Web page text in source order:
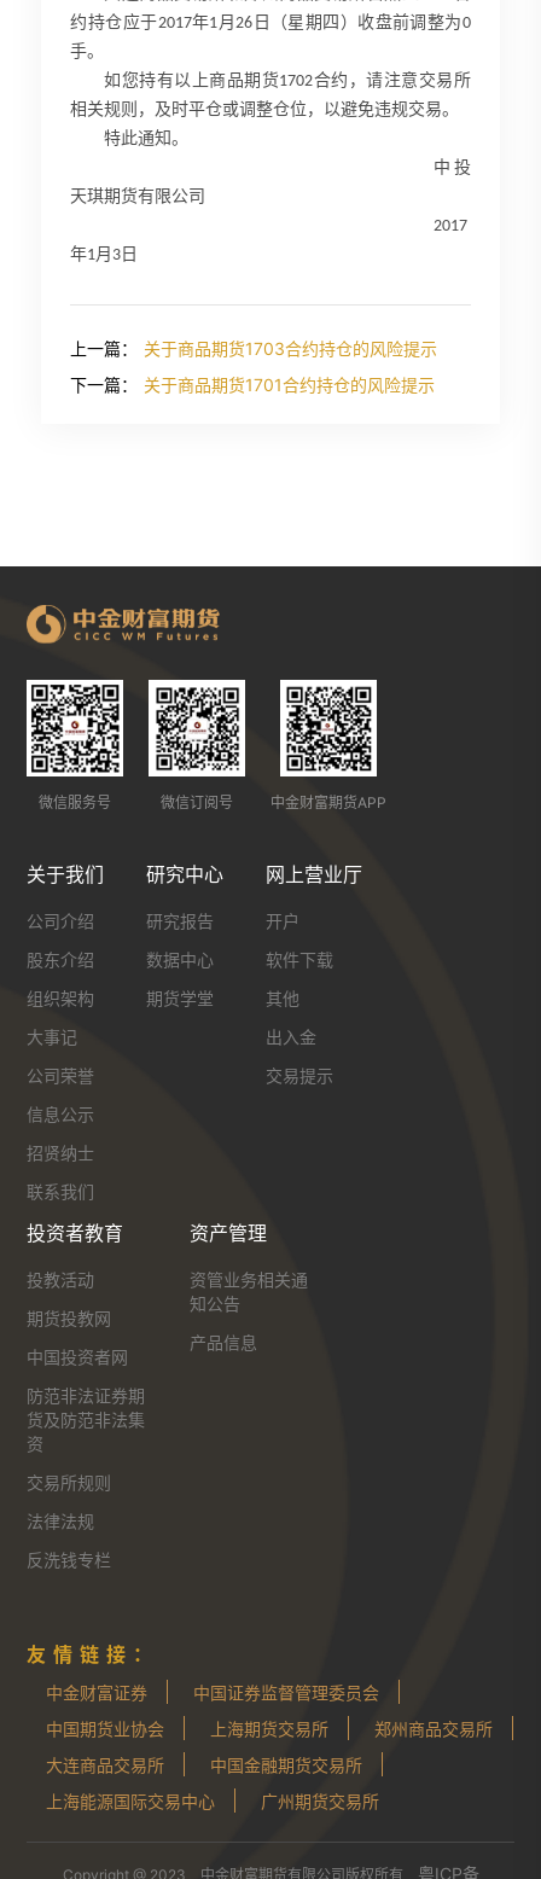
约持仓应于2017年1月26 日（星期四）收盘前调整为0
手。
如您持有以上商品期货1702合约，请注意交易所
相关规则，及时平仓或调整仓位，以避免违规交易。
特此通知。
中投
天琪期货有限公司
2017
年1月 3 日
上一篇：
关于商品期货1703合约持仓的风险提示
下一篇：
关于商品期货1701合约持仓的风险提示
微信服务号 微信订阅号 中金财富期货APP
关于我们
公司介绍
股东介绍
组织架构
大事记
公司荣誉
信息公示
招贤纳士
联系我们
研究中心
研究报告
数据中心
期货学堂
网上营业厅
开户
软件下载
其他
出入金
交易提示
投资者教育
投教活动
期货投教网
中国投资者网
防范非法证券期
货及防范非法集
资
交易所规则
法律法规
反洗钱专栏
资产管理
资管业务相关通
知公告
产品信息
友情链接：
中金财富证券
中国证券监督管理委员会
中国期货业协会
上海期货交易所
郑州商品交易所
大连商品交易所
中国金融期货交易所
上海能源国际交易中心
广州期货交易所
Copyright @ 2023 中金财富期货有限公司版权所有 粤ICP备